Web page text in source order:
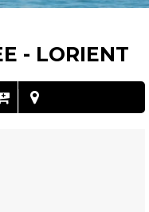
- LORIENT